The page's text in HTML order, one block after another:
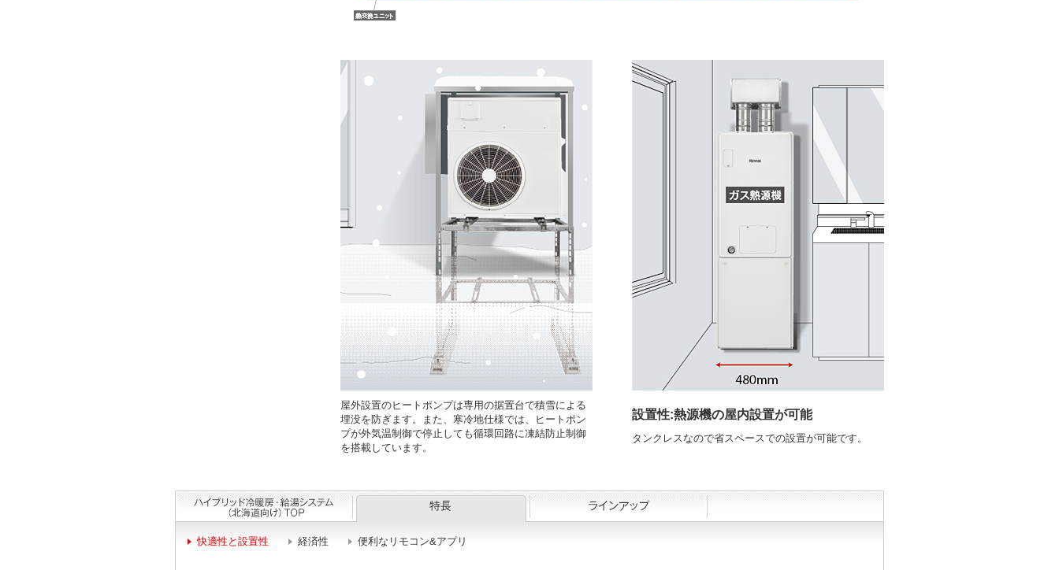
屋外設置のヒートポンプは専用の据置台で積雪による
埋没を防ぎます。また、寒冷地仕様では、ヒートポン
プが外気温制御で停止しても循環回路に凍結防止制御
を搭載しています。
設置性:熱源機の屋内設置が可能
タンクレスなので省スペースでの設置が可能です。
快適性と設置性 経済性 便利なリモコン&アプリ